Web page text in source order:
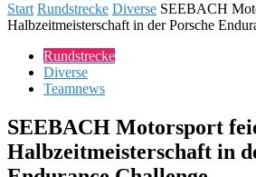
Start Rundstrecke Diverse SEEBACH
Halbzeitmeisterschaft in der Porsche
Rundstrecke
Diverse
Teamnews
SEEBACH Motorsport
Halbzeitmeisterschaft in